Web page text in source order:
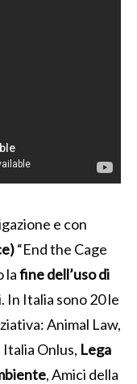
e con
“End the Cage
lafine dell’uso di
In Italia sono 20 le
Animal Law,
Onlus, Lega
, Amici della